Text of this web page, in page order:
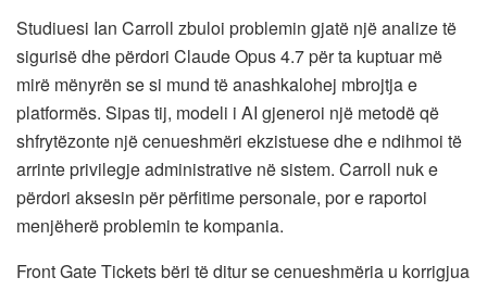
Studiuesi Ian Carroll zbuloi problemin gjatë një analize të
sigurisë dhe përdori Claude Opus 4.7 për ta kuptuar më
mirë mënyrën se si mund të anashkalohej mbrojtja e
platformës. Sipas tij, modeli i AI gjeneroi një metodë që
shfrytëzonte një cenueshmëri ekzistuese dhe e ndihmoi të
arrinte privilegje administrative në sistem. Carroll nuk e
përdori aksesin për përfitime personale, por e raportoi
menjëherë problemin te kompania.
Front Gate Tickets bëri të ditur se cenueshmëria u korrigjua